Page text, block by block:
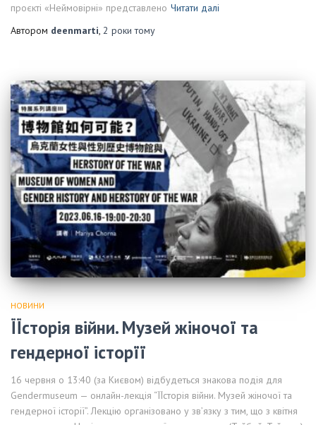
проєкті «Неймовірні» представлено Читати далі
Автором deenmarti, 2 роки тому
НОВИНИ
ЇЇсторія війни. Музей жіночої та
гендерної історїї
16 червня о 13:40 (за Києвом) відбудеться знакова подія для
Gendermuseum — онлайн-лекція “ЇЇсторія війни. Музей жіночої та
гендерної історії”. Лекцію організовано у звʼязку з тим, що з квітня